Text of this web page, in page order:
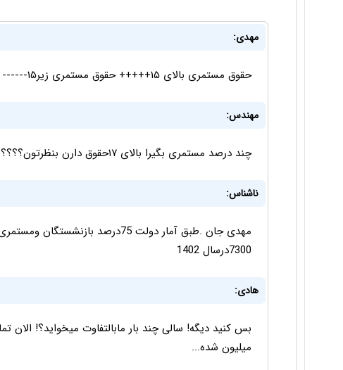
مهدی:
حقوق مستمری بالای ۱۵+++++ حقوق مستمری زیر۱۵------
مهندس:
چند درصد مستمری بگیرا بالای ۱۷حقوق دارن بنظرتون؟؟؟؟
ناشناس:
مهدی جان .طبق آمار دولت 75درصد
7300درسال 1402
هادی:
میلیون شده...